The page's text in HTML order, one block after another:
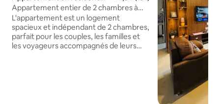
⋅ Guwahati
Appartement entier de 2 chambres à
Guwahati (avec climatisation)
L'appartement est un logement
spacieux et indépendant de 2 chambres,
parfait pour les couples, les familles et
les voyageurs accompagnés de leurs